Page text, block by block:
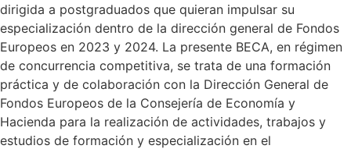
dirigida a postgraduados que quieran impulsar su
especialización dentro de la dirección general de Fondos
Europeos en 2023 y 2024. La presente BECA, en régimen
de concurrencia competitiva, se trata de una formación
práctica y de colaboración con la Dirección General de
Fondos Europeos de la Consejería de Economía y
Hacienda para la realización de actividades, trabajos y
estudios de formación y especialización en el